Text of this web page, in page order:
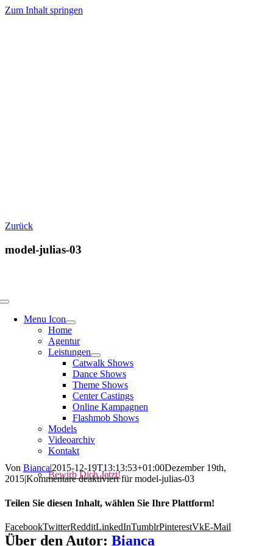
Zum Inhalt springen
Menu Icon
Home
Agentur
Leistungen
Catwalk Shows
Dance Shows
Theme Shows
Center Castings
Online Kampagnen
Flashmob Shows
Models
Videoarchiv
Kontakt
Bewirb Dich Jetzt!
Zurück
model-julias-03
Von Bianca|2015-12-19T13:13:53+01:00Dezember 19th,
2015|Kommentare deaktiviertfür model-julias-03
Teilen Sie diesen Inhalt, wählen Sie Ihre Plattform!
FacebookTwitterRedditLinkedInTumblrPinterestVkE-Mail
Über den Autor: Bianca